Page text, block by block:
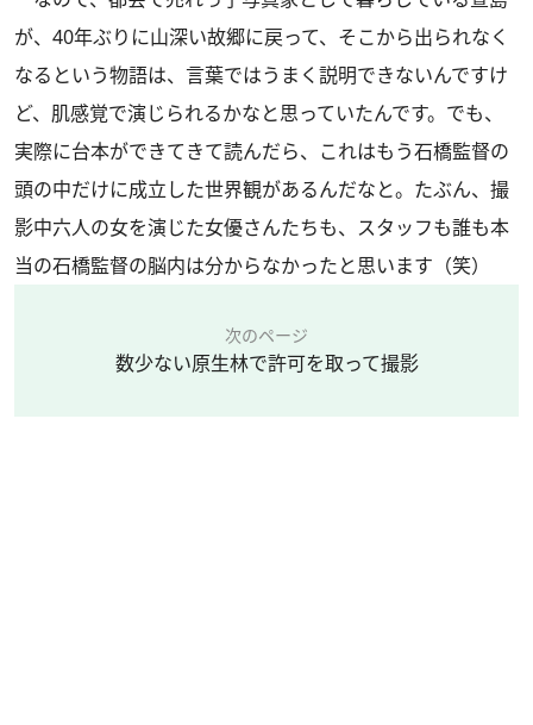
が、40年ぶりに山深い故郷に戻って、そこから出られなく
なるという物語は、言葉ではうまく説明できないんですけ
ど、肌感覚で演じられるかなと思っていたんです。でも、
実際に台本ができてきて読んだら、これはもう石橋監督の
頭の中だけに成立した世界観があるんだなと。たぶん、撮
影中六人の女を演じた女優さんたちも、スタッフも誰も本
当の石橋監督の脳内は分からなかったと思います（笑）
次のページ
数少ない原生林で許可を取って撮影